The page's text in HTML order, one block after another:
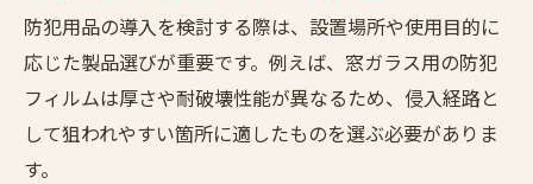
防犯用品の導入を検討する際は、設置場所や使用目的に
応じた製品選びが重要です。例えば、窓ガラス用の防犯
フィルムは厚さや耐破壊性能が異なるため、侵入経路と
して狙われやすい箇所に適したものを選ぶ必要がありま
す。